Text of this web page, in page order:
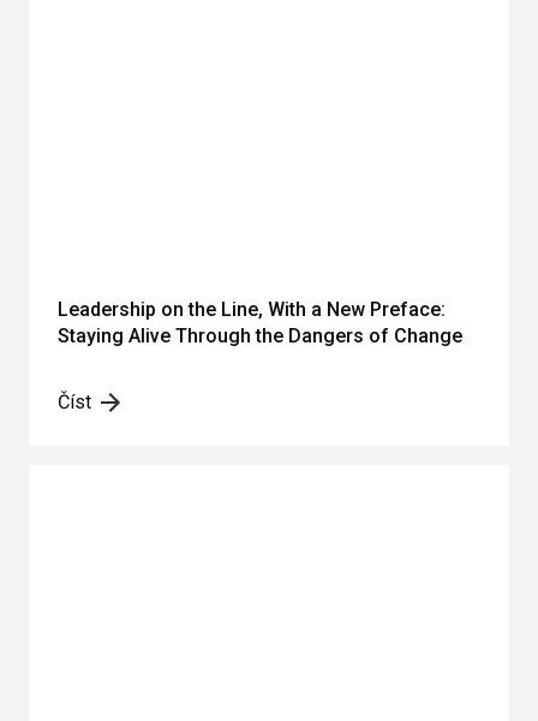
Leadership on the Line, With a New Preface:
Staying Alive Through the Dangers of Change
Číst